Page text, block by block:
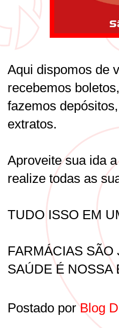
Aqui dispomos de
recebemos
fazemos
extratos.
Aproveite sua ida
realize todas as
TUDO ISSO EM
FARMÁCIAS
SAÚDE É NOSSA
Postado porBlog